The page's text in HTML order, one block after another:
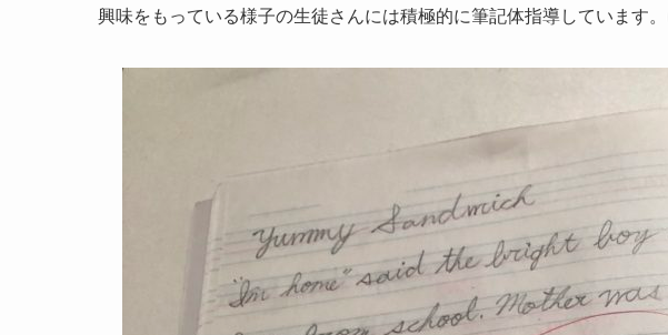
興味をもっている様子の生徒さんには積極的に筆記体指導しています